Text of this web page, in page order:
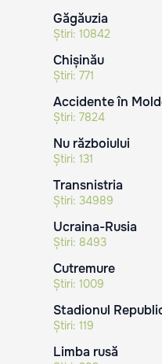
Găgăuzia
Știri: 10842
Chișinău
Știri: 771
Accidente în
Știri: 7824
Nu războiului
Știri: 131
Transnistria
Știri: 34989
Ucraina-Rusia
Știri: 8493
Cutremure
Știri: 1009
Stadionul
Știri: 119
Limba rusă